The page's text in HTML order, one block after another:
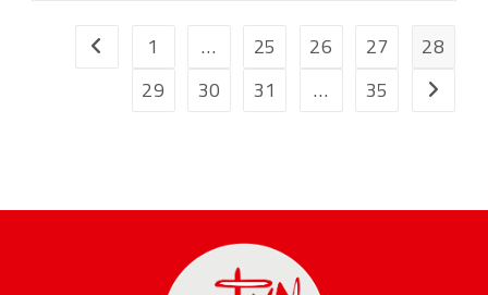
1 … 25 26 27
28
29
30 31 … 35